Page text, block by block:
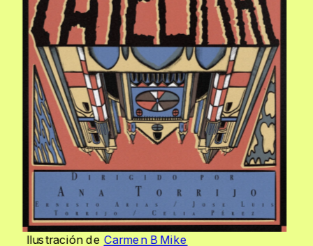
Ilustración de Carmen B Mike